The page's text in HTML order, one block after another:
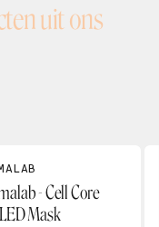
uit ons
- Cell Core
Mask